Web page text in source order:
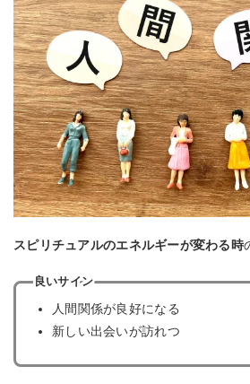
スピリチュアルのエネルギーが変わる時
良いサイン
人間関係が良好になる
新しい出会いが訪れつ